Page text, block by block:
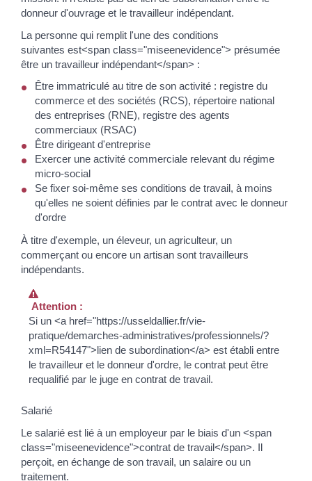
donneur d'ouvrage et le travailleur indépendant.
La personne qui remplit l'une des conditions
suivantes est<span class="miseenevidence"> présumée
être un travailleur indépendant</span> :
Être immatriculé au titre de son activité : registre du
commerce et des sociétés (RCS), répertoire national
des entreprises (RNE), registre des agents
commerciaux (RSAC)
Être dirigeant d'entreprise
Exercer une activité commerciale relevant du régime
micro-social
Se fixer soi-même ses conditions de travail, à moins
qu'elles ne soient définies par le contrat avec le donneur
d'ordre
À titre d'exemple, un éleveur, un agriculteur, un
commerçant ou encore un artisan sont travailleurs
indépendants.
Attention :
Si un <a href="https://usseldallier.fr/vie-
pratique/demarches-administratives/professionnels/?
xml=R54147">lien de subordination</a> est établi entre
le travailleur et le donneur d'ordre, le contrat peut être
requalifié par le juge en contrat de travail.
Salarié
Le salarié est lié à un employeur par le biais d'un <span
class="miseenevidence">contrat de travail</span>. Il
perçoit, en échange de son travail, un salaire ou un
traitement.